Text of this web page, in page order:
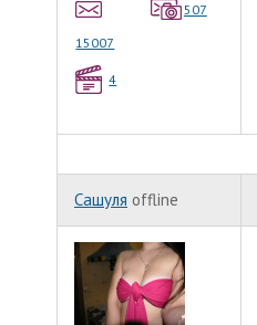
15007
507
4
Сашуля offline